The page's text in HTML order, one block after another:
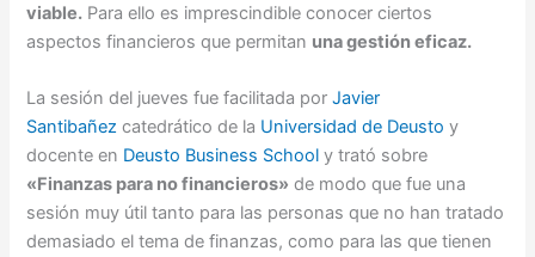
viable. Para ello es imprescindible conocer ciertos
aspectos financieros que permitan una gestión eficaz.
La sesión del jueves fue facilitada por Javier
Santibañez catedrático de la Universidad de Deusto y
docente en Deusto Business School y trató sobre
«Finanzas para no financieros» de modo que fue una
sesión muy útil tanto para las personas que no han tratado
demasiado el tema de finanzas, como para las que tienen